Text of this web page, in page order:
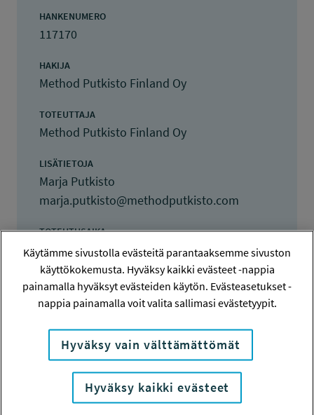
HANKENUMERO
117170
HAKIJA
Method Putkisto Finland Oy
TOTEUTTAJA
Method Putkisto Finland Oy
LISÄTIETOJA
Marja Putkisto
marja.putkisto@methodputkisto.com
TOTEUTUSAIKA
2.5.2017 - 31.5.2018
TYÖSUOJELURAHASTON PÄÄTÖS
31.5.2017
KOKONAISKUSTANNUKSET
56 020 euroa
TULOKSET VALMISTUNEET
Käytämme sivustolla evästeitä parantaaksemme sivuston
käyttökokemusta. Hyväksy kaikki evästeet -nappia
painamalla hyväksyt evästeiden käytön. Evästeasetukset -
nappia painamalla voit valita sallimasi evästetyypit.
Hyväksy vain välttämättömät
Hyväksy kaikki evästeet